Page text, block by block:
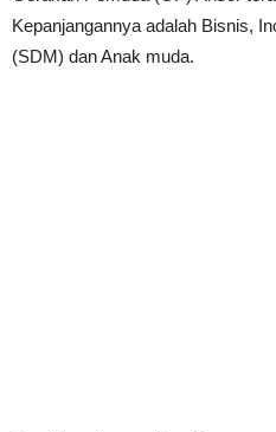
Kepanjangannya adalah Bisnis,
(SDM) dan Anak muda.